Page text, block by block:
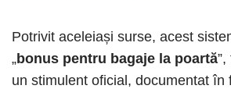
Potrivit aceleiași surse, acest
„bonus pentru bagaje la poartă
un stimulent oficial, documentat în